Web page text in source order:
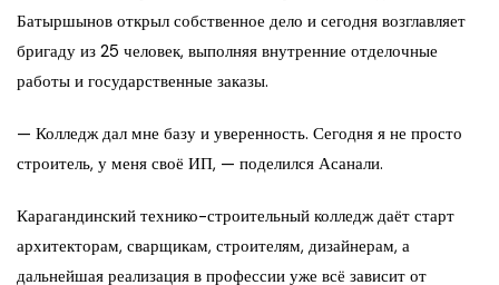
Батыршынов открыл собственное дело и сегодня возглавляет
бригаду из 25 человек, выполняя внутренние отделочные
работы и государственные заказы.
— Колледж дал мне базу и уверенность. Сегодня я не просто
строитель, у меня своё ИП, — поделился Асанали.
Карагандинский технико-строительный колледж даёт старт
архитекторам, сварщикам, строителям, дизайнерам, а
дальнейшая реализация в профессии уже всё зависит от